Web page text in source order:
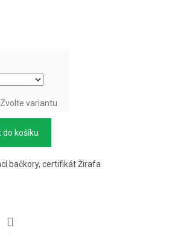
Zvolte variantu
do košíku
bačkory, certifikát Žirafa